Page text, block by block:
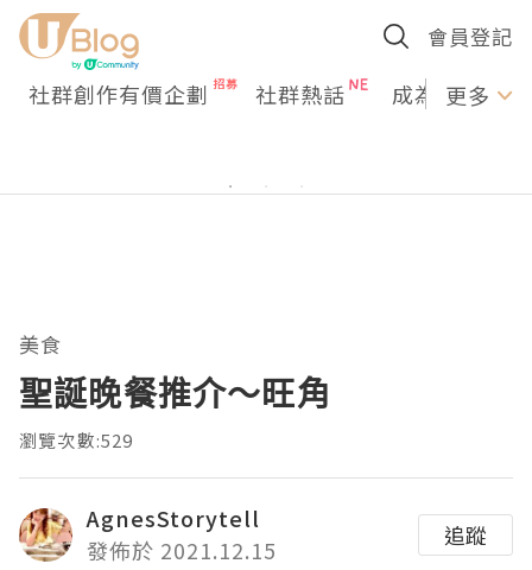
會員登記
社群創作有價企劃 社群熱話 成為U更多
美食
聖誕晚餐推介～旺角
瀏覽次數:529
AgnesStorytell
發佈於 2021.12.15
追蹤